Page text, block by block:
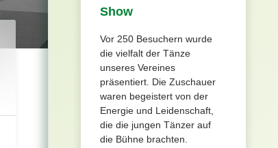
Show
Vor 250 Besuchern wurde
die vielfalt der Tänze
unseres Vereines
präsentiert. Die Zuschauer
waren begeistert von der
Energie und Leidenschaft,
die die jungen Tänzer auf
die Bühne brachten.